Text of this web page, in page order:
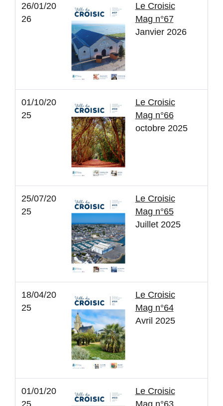
26/01/20
26
Le Croisic
Mag n°67
Janvier 2026
01/10/20
25
Le Croisic
Mag n°66
octobre 2025
25/07/20
25
Le Croisic
Mag n°65
Juillet 2025
18/04/20
25
Le Croisic
Mag n°64
Avril 2025
01/01/20
25
Le Croisic
Mag n°63